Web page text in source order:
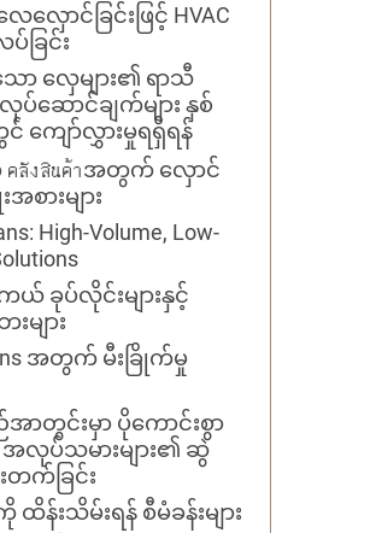
ေလှောင်ခြင်းဖြင့် HVAC
ခြင်း
သော လှေများ၏ ရာသီ
ဆောင်ချက်များ နှစ်
ကျော်လွှားမှုရရှိရန်
คลังสินค้าအတွက် လှောင်
စားများ
High-Volume, Low-
ခုပ်လိုင်းများနှင့်
များ
အတွက် မီးခြိုက်မှု
ာတွင်းမှာ ပိုကောင်းစွာ
အလုပ်သမားများ၏ ဆွဲ
က်ခြင်း
ထိန်းသိမ်းရန် စီမံခန်းများ